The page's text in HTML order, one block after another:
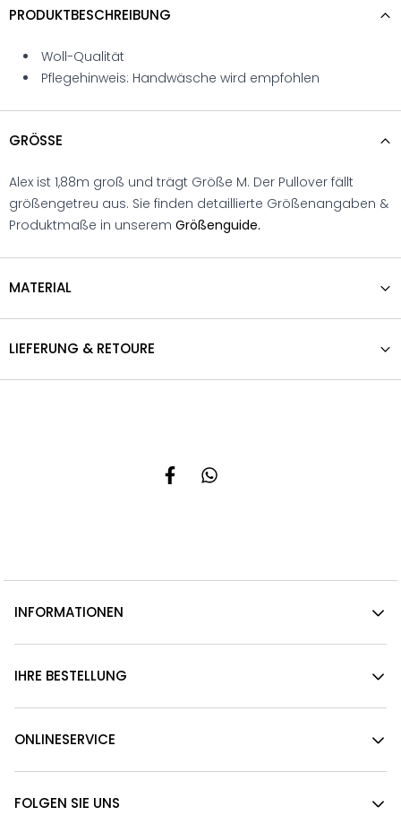
PRODUKTBESCHREIBUNG
Woll-Qualität
Pflegehinweis: Handwäsche wird empfohlen
GRÖSSE
Alex ist 1,88m groß und trägt Größe M. Der Pullover fällt
größengetreu aus. Sie finden detaillierte Größenangaben &
Produktmaße in unserem Größenguide.
MATERIAL
LIEFERUNG & RETOURE
INFORMATIONEN
IHRE BESTELLUNG
ONLINESERVICE
FOLGEN SIE UNS